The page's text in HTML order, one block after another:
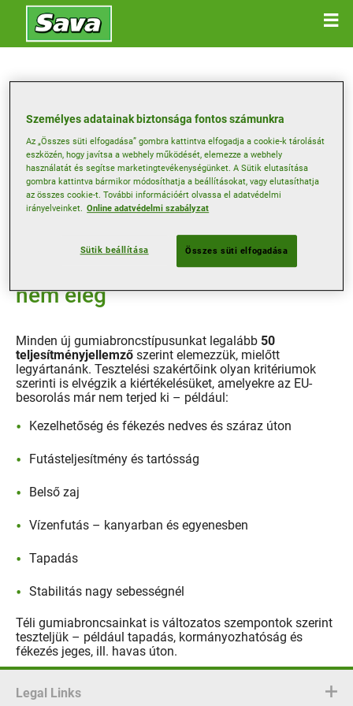
Minőségi
teljesítménykövetelmények
Nekünk azonban mindez még
nem elég
Minden új gumiabroncstípusunkat legalább 50
teljesítményjellemző szerint elemezzük, mielőtt
legyártanánk. Tesztelési szakértőink olyan kritériumok
szerinti is elvégzik a kiértékelésüket, amelyekre az EU-
besorolás már nem terjed ki – például:
Kezelhetőség és fékezés nedves és száraz úton
Futásteljesítmény és tartósság
Belső zaj
Vízenfutás – kanyarban és egyenesben
Tapadás
Stabilitás nagy sebességnél
Téli gumiabroncsainkat is változatos szempontok szerint
teszteljük – például tapadás, kormányozhatóság és
fékezés jeges, ill. havas úton.
Legal Links
Személyes adatainak biztonsága fontos számunkra
Az „Összes süti elfogadása” gombra kattintva elfogadja a cookie-k tárolását
eszközén, hogy javítsa a webhely működését, elemezze a webhely
használatát és segítse marketingtevékenységünket. A Sütik elutasítása
gombra kattintva bármikor módosíthatja a beállításokat, vagy elutasíthatja
az összes cookie-t. További információért olvassa el adatvédelmi
irányelveinket. Online adatvédelmi szabályzat
Sütik beállítása Összes süti elfogadása